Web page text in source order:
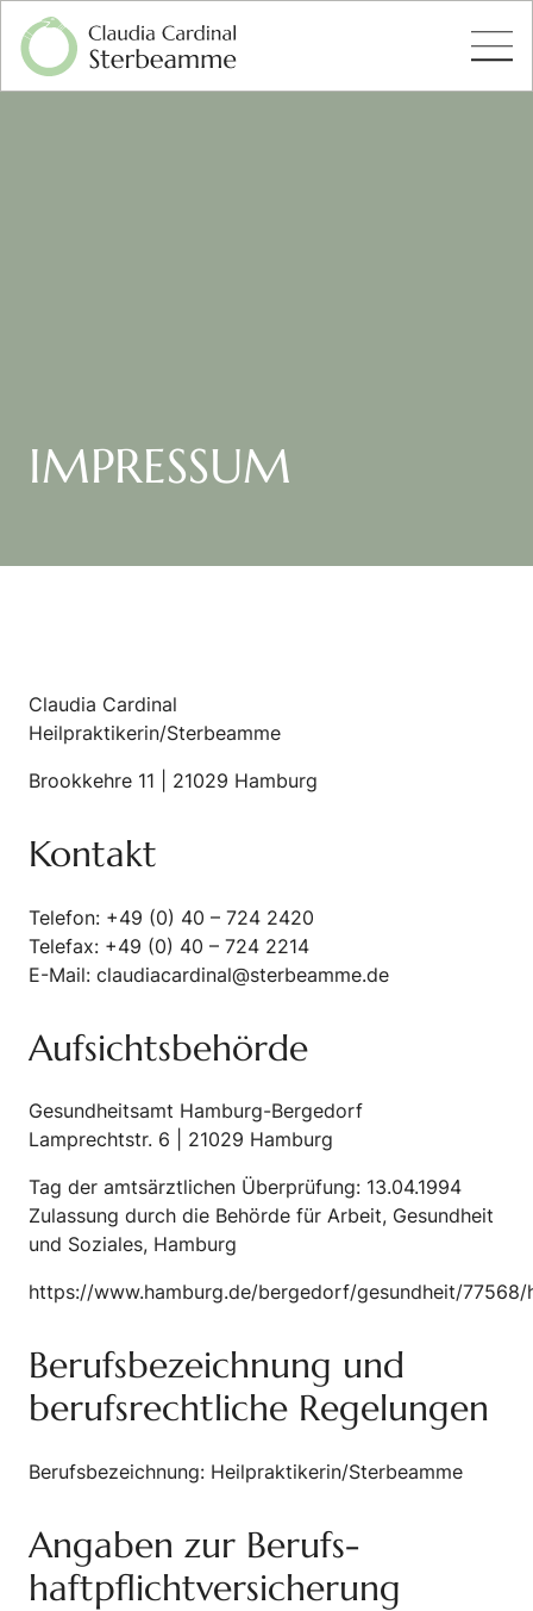
IMPRESSUM
Claudia Cardinal
Heilpraktikerin/Sterbeamme
Brookkehre 11 | 21029 Hamburg
Kontakt
Telefon: +49 (0) 40 – 724 2420
Telefax: +49 (0) 40 – 724 2214
E-Mail: claudiacardinal@sterbeamme.de
Aufsichtsbehörde
Gesundheitsamt Hamburg-Bergedorf
Lamprechtstr. 6 | 21029 Hamburg
Tag der amtsärztlichen Überprüfung: 13.04.1994
Zulassung durch die Behörde für Arbeit, Gesundheit
und Soziales, Hamburg
https://www.hamburg.de/bergedorf/gesundheit/77568/
Berufsbezeichnung und
berufsrechtliche Regelungen
Berufsbezeichnung: Heilpraktikerin/Sterbeamme
Angaben zur Berufs­
haftpflicht­versicherung